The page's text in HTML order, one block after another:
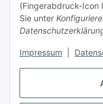
(Fingerabdruck-Icon
Sie unter
Impressum